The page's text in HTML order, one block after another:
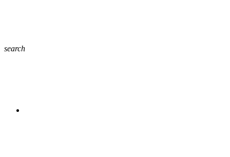
search